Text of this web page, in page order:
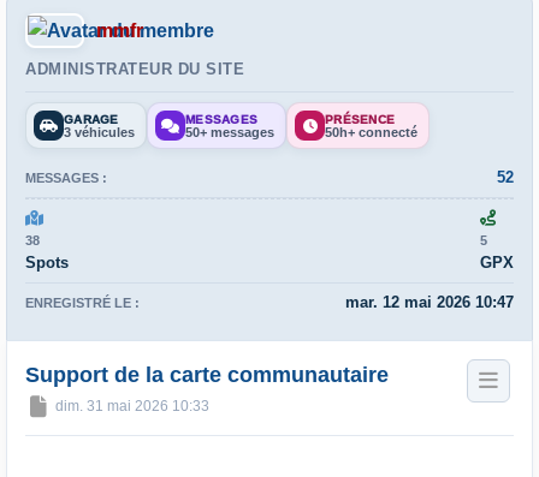
mmfr
ADMINISTRATEUR DU SITE
GARAGE
3 véhicules
MESSAGES
50+ messages
PRÉSENCE
50h+ connecté
MESSAGES : 52
38
Spots
5
GPX
ENREGISTRÉ LE : mar. 12 mai 2026 10:47
Support de la carte communautaire
Message
dim. 31 mai 2026 10:33